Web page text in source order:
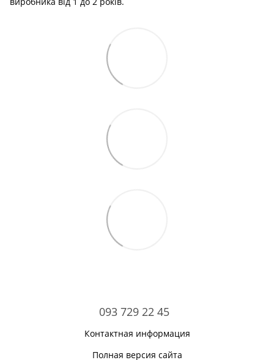
093 729 22 45
Контактная информация
Полная версия сайта